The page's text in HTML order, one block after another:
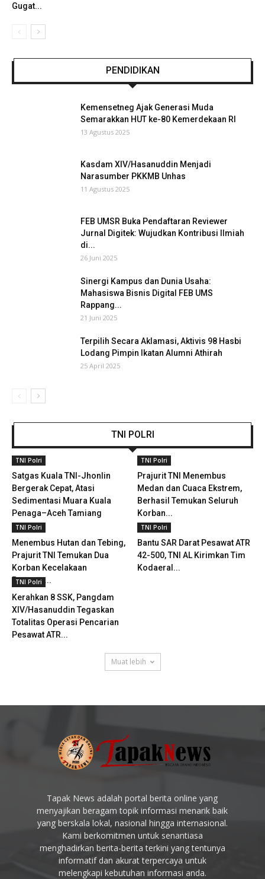
Gugat...
PENDIDIKAN
Kemensetneg Ajak Generasi Muda
Semarakkan HUT ke-80 Kemerdekaan RI
13 Agustus 2025
Kasdam XIV/Hasanuddin Menjadi
Narasumber PKKMB Unhas
11 Agustus 2025
FEB UMSR Buka Pendaftaran Reviewer
Jurnal Digitek: Wujudkan Kontribusi Ilmiah
di...
26 Juni 2025
Sinergi Kampus dan Dunia Usaha:
Mahasiswa Bisnis Digital FEB UMS
Rappang...
21 Juni 2025
Terpilih Secara Aklamasi, Aktivis 98 Hasbi
Lodang Pimpin Ikatan Alumni Athirah
25 April 2025
TNI POLRI
TNI Polri
Satgas Kuala TNI-Jhonlin
Bergerak Cepat, Atasi
Sedimentasi Muara Kuala
Penaga–Aceh Tamiang
TNI Polri
Prajurit TNI Menembus
Medan dan Cuaca Ekstrem,
Berhasil Temukan Seluruh
Korban...
TNI Polri
Menembus Hutan dan Tebing,
Prajurit TNI Temukan Dua
Korban Kecelakaan
Pesawat...
TNI Polri
Bantu SAR Darat Pesawat ATR
42-500, TNI AL Kirimkan Tim
Kodaeral...
TNI Polri
Kerahkan 8 SSK, Pangdam
XIV/Hasanuddin Tegaskan
Totalitas Operasi Pencarian
Pesawat ATR...
Muat lebih
Tapak News adalah portal berita online yang
menyajikan beragam topik informasi menarik baik
yang berskala lokal, nasional hingga internasional.
Kami berkomitmen untuk senantiasa
menghadirkan berita-berita terkini yang tentunya
informatif dan akurat terpercaya untuk
melengkapi kebutuhan informasi anda.